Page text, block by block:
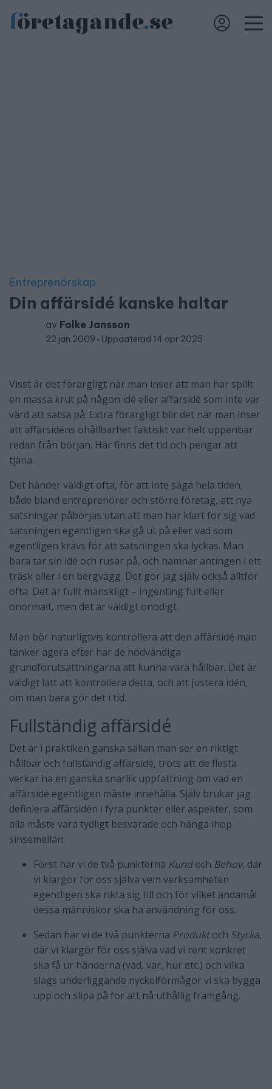
Entreprenörskap
Din affärsidé kanske haltar
av Folke Jansson
22 jan 2009 Uppdaterad 14 apr 2025
Visst är det förargligt när man inser att man har spillt
en massa krut på någon idé eller affärsidé som inte var
värd att satsa på. Extra förargligt blir det när man inser
att affärsidéns ohållbarhet faktiskt var helt uppenbar
redan från början. Här finns det tid och pengar att
tjäna.
Det händer väldigt ofta, för att inte säga hela tiden,
både bland entreprenörer och större företag, att nya
satsningar påbörjas utan att man har klart för sig vad
satsningen egentligen ska gå ut på eller vad som
egentligen krävs för att satsningen ska lyckas. Man
bara tar sin idé och rusar på, och hamnar antingen i ett
träsk eller i en bergvägg. Det gör jag själv också alltför
ofta. Det är fullt mänskligt – ingenting fult eller
onormalt, men det är väldigt onödigt.
Man bör naturligtvis kontrollera att den affärsidé man
tänker agera efter har de nödvändiga
grundförutsättningarna att kunna vara hållbar. Det är
väldigt lätt att kontrollera detta, och att justera idén,
om man bara gör det i tid.
Fullständig affärsidé
Det är i praktiken ganska sällan man ser en riktigt
hållbar och fullständig affärsidé, trots att de flesta
verkar ha en ganska snarlik uppfattning om vad en
affärsidé egentligen måste innehålla. Själv brukar jag
definiera affärsidén i fyra punkter eller aspekter, som
alla måste vara tydligt besvarade och hänga ihop
sinsemellan:
Först har vi de två punkterna Kundoch Behov, där
vi klargör för oss själva vem verksamheten
egentligen ska rikta sig till och för vilket ändamål
dessa människor ska ha användning för oss.
Sedan har vi de två punkterna Produktoch Styrka,
där vi klargör för oss själva vad vi rent konkret
ska få ur händerna (vad, var, hur etc.) och vilka
slags underliggande nyckelförmågor vi ska bygga
upp och slipa på för att nå uthållig framgång.